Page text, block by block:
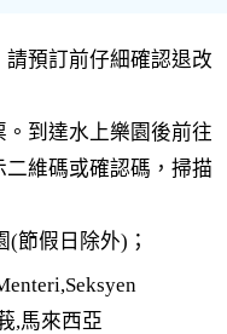
預訂前仔細確認退改
到達水上樂園後前往
維碼或確認碼，掃描
(節假日除外)；
,馬來西亞